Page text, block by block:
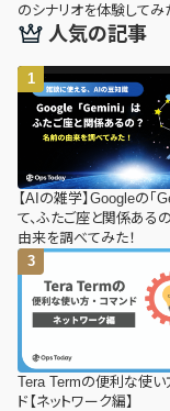
のシナリオを体験してみ
人気の記事
【AIの雑学】Googleの「
て、ふたご座と関係ある
由来を調べてみた！
Tera Termの便利な使い
ド【ネットワーク編】